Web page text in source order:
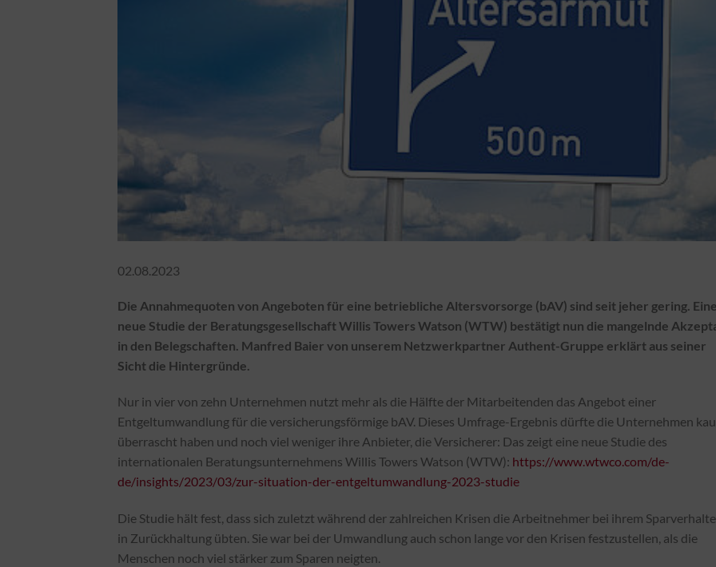
02.08.2023
Die Annahmequoten von Angeboten für eine betriebliche Altersvorsorge (bAV) sind seit jeher gering.
neue Studie der Beratungsgesellschaft Willis Towers Watson (WTW) bestätigt nun die mangelnde
in den Belegschaften. Manfred Baier von unserem Netzwerkpartner Authent-Gruppe erklärt aus seiner
Sicht die Hintergründe.
Nur in vier von zehn Unternehmen nutzt mehr als die Hälfte der Mitarbeitenden das Angebot einer
Entgeltumwandlung für die versicherungsförmige bAV. Dieses Umfrage-Ergebnis dürfte die Unternehmen
überrascht haben und noch viel weniger ihre Anbieter, die Versicherer: Das zeigt eine neue Studie des
internationalen Beratungsunternehmens Willis Towers Watson (WTW): https://www.wtwco.com/de-
de/insights/2023/03/zur-situation-der-entgeltumwandlung-2023-studie
Die Studie hält fest, dass sich zuletzt während der zahlreichen Krisen die Arbeitnehmer bei ihrem
in Zurückhaltung übten. Sie war bei der Umwandlung auch schon lange vor den Krisen festzustellen, als die
Menschen noch viel stärker zum Sparen neigten.